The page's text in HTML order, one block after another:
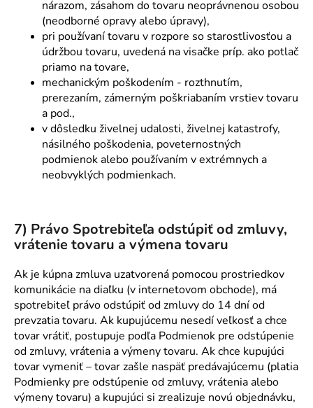
nárazom, zásahom do tovaru neoprávnenou osobou
(neodborné opravy alebo úpravy),
pri používaní tovaru v rozpore so starostlivosťou a
údržbou tovaru, uvedená na visačke príp. ako potlač
priamo na tovare,
mechanickým poškodením - rozthnutím,
prerezaním, zámerným poškriabaním vrstiev tovaru
a pod.,
v dôsledku živelnej udalosti, živelnej katastrofy,
násilného poškodenia, poveternostných
podmienok alebo používaním v extrémnych a
neobvyklých podmienkach.
7) Právo Spotrebiteľa odstúpiť od zmluvy,
vrátenie tovaru a výmena tovaru
Ak je kúpna zmluva uzatvorená pomocou prostriedkov
komunikácie na diaľku (v internetovom obchode), má
spotrebiteľ právo odstúpiť od zmluvy do 14 dní od
prevzatia tovaru. Ak kupujúcemu nesedí veľkosť a chce
tovar vrátiť, postupuje podľa Podmienok pre odstúpenie
od zmluvy, vrátenia a výmeny tovaru. Ak chce kupujúci
tovar vymeniť – tovar zašle naspäť predávajúcemu (platia
Podmienky pre odstúpenie od zmluvy, vrátenia alebo
výmeny tovaru) a kupujúci si zrealizuje novú objednávku,